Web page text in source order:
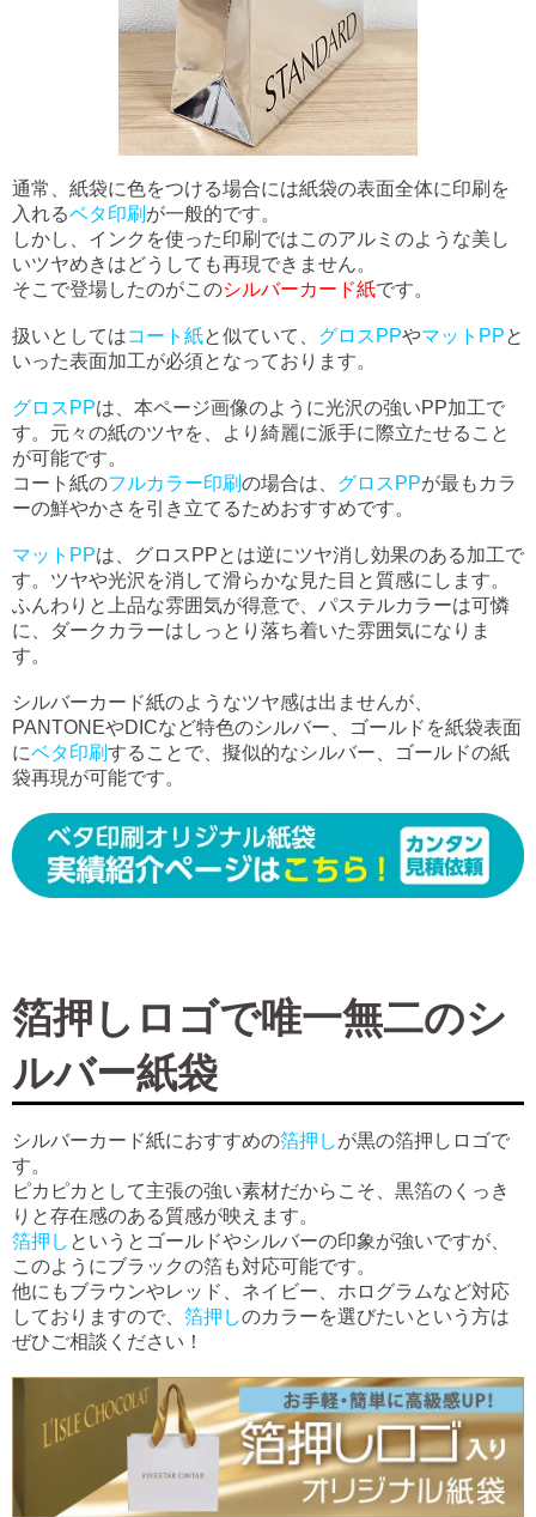
通常、紙袋に色をつける場合には紙袋の表面全体に印刷を
入れるベタ印刷 が一般的です。
しかし、インクを使った印刷ではこのアルミのような美し
いツヤめきはどうしても再現できません。
そこで登場したのがこのシルバーカード紙です。
扱いとしてはコート紙と似ていて、 グロスPPやマットPPと
いった表面加工が必須となっております。
グロスPPは、本ページ画像のように光沢の強いPP加工で
す。元々の紙のツヤを、より綺麗に派手に際立たせること
が可能です。
コート紙のフルカラー印刷の場合は、 グロスPPが最もカラ
ーの鮮やかさを引き立てるためおすすめです。
マットPPは、グロスPPとは逆にツヤ消し効果のある加工で
す。ツヤや光沢を消して滑らかな見た目と質感にします。
ふんわりと上品な雰囲気が得意で、パステルカラーは可憐
に、ダークカラーはしっとり落ち着いた雰囲気になりま
す。
シルバーカード紙のようなツヤ感は出ませんが、
PANTONEやDICなど特色のシルバー、ゴールドを紙袋表面
にベタ印刷することで、擬似的なシルバー、ゴールドの紙
袋再現が可能です。
箔押しロゴで唯一無二のシ
ルバー紙袋
シルバーカード紙におすすめの箔押しが黒の箔押しロゴで
す。
ピカピカとして主張の強い素材だからこそ、黒箔のくっき
りと存在感のある質感が映えます。
箔押し というとゴールドやシルバーの印象が強いですが、
このようにブラックの箔も対応可能です。
他にもブラウンやレッド、ネイビー、ホログラムなど対応
しておりますので、 箔押しのカラーを選びたいという方は
ぜひご相談ください！